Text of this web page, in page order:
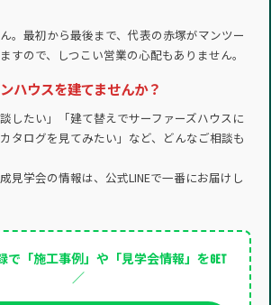
。最初から最後まで、代表の赤塚がマンツー
すので、しつこい営業の心配もありません。
ハウスを建てませんか？
したい」「建て替えでサーファーズハウスに
タログを見てみたい」など、どんなご相談も
見学会の情報は、公式LINEで一番にお届けし
で「施工事例」や「見学会情報」をGET
／